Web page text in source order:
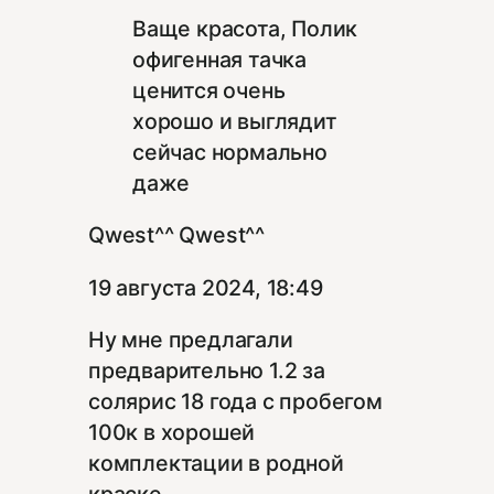
Ваще красота, Полик
офигенная тачка
ценится очень
хорошо и выглядит
сейчас нормально
даже
Qwest^^ Qwest^^
19 августа 2024, 18:49
Ну мне предлагали
предварительно 1.2 за
солярис 18 года с пробегом
100к в хорошей
комплектации в родной